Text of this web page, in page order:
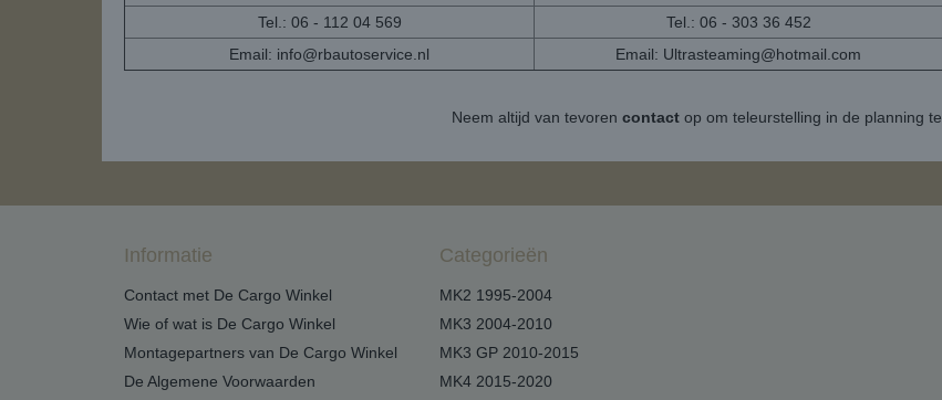
Tel.: 06 - 112 04 569
Tel.: 06 - 303 36 452
Email: info@rbautoservice.nl Email: Ultrasteaming@hotmail.com
Neem altijd van tevoren contact op om teleurstelling in de planning te
Informatie
Contact met De Cargo Winkel
Wie of wat is De Cargo Winkel
Montagepartners van De Cargo Winkel
De Algemene Voorwaarden
Categorieën
MK2 1995-2004
MK3 2004-2010
MK3 GP 2010-2015
MK4 2015-2020